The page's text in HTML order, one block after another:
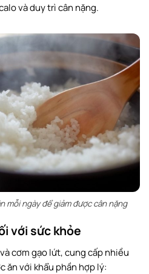
và duy trì cân nặng.
mỗi ngày để giảm được cân nặng
với sức khỏe
cơm gạo lứt, cung cấp nhiều
ăn với khẩu phần hợp lý: